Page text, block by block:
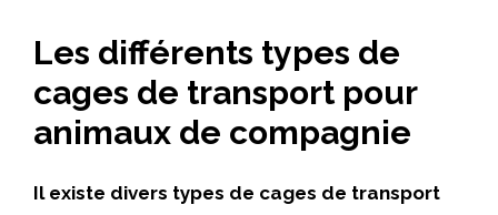
Les différents types de
cages de transport pour
animaux de compagnie
Il existe divers types de cages de transport